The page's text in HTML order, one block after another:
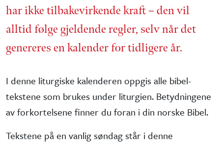
har ikke tilbake­virkende kraft – den vil
alltid følge gjeldende regler, selv når det
genereres en kalender for tidligere år.
I denne liturgiske kalenderen oppgis alle bibel­
tekstene som brukes under liturgien. Betydningene
av forkortelsene finner du foran i din norske Bibel.
Tekstene på en vanlig søndag står i denne